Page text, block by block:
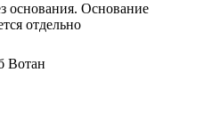
основания. Основание
отдельно
Вотан